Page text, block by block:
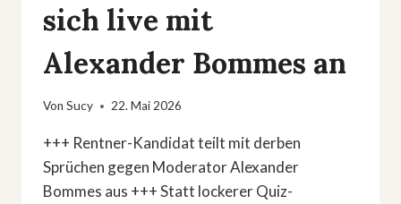
sich live mit
Alexander Bommes an
Von Sucy 22. Mai 2026
+++ Rentner-Kandidat teilt mit derben
Sprüchen gegen Moderator Alexander
Bommes aus +++ Statt lockerer Quiz-